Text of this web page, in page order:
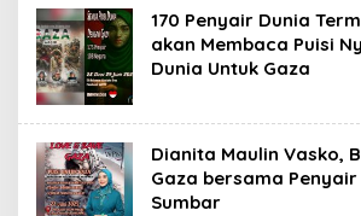
170 Penyair Dunia
akan Membaca Puisi
Dunia Untuk Gaza
Dianita Maulin Vasko,
Gaza bersama
Sumbar